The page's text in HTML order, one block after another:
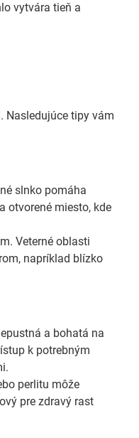
vytvára tieň a
Nasledujúce tipy vám
slnko pomáha
otvorené miesto, kde
Veterné oblasti
napríklad blízko
a bohatá na
k potrebným
perlitu môže
pre zdravý rast